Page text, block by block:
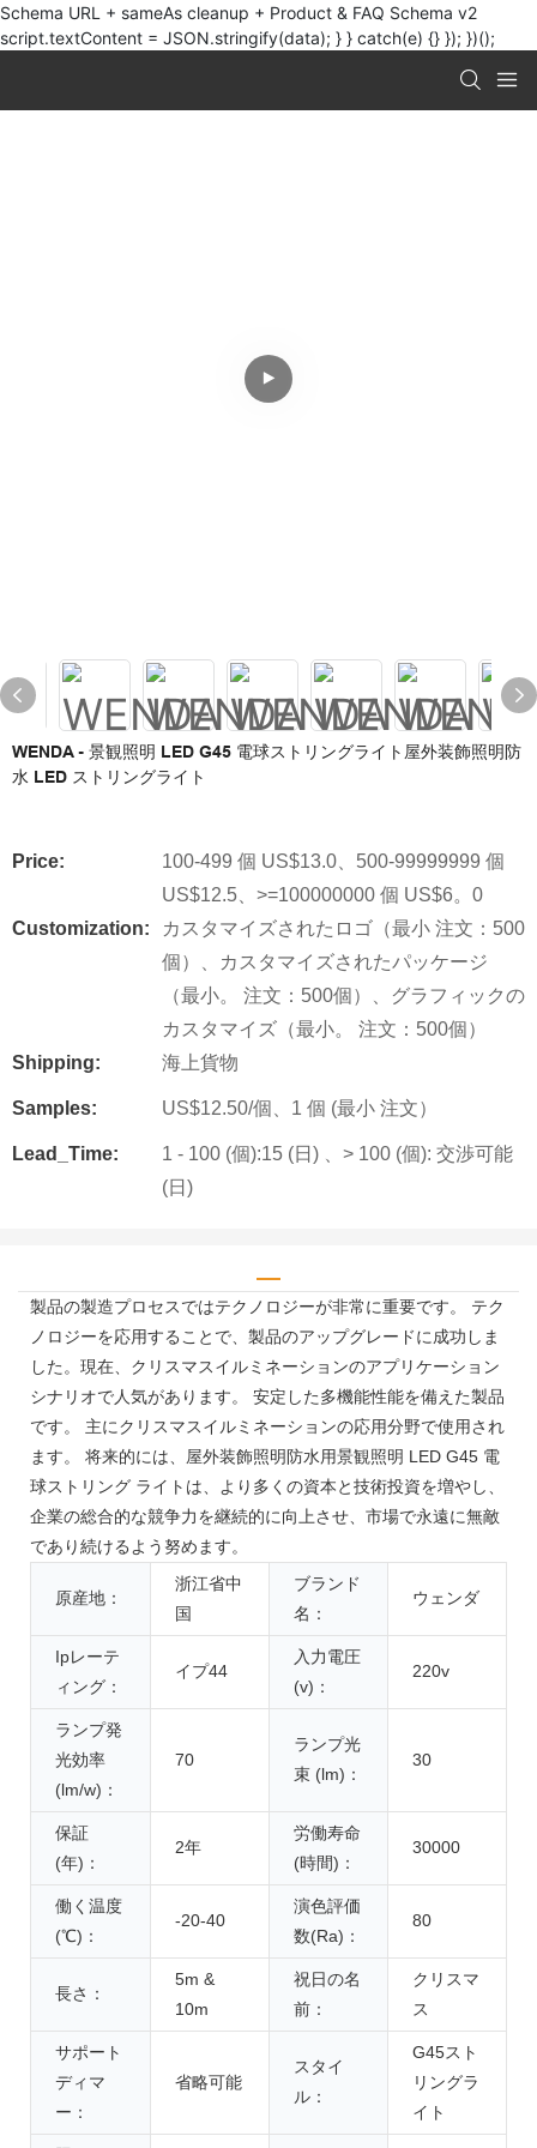
Schema URL + sameAs cleanup + Product & FAQ Schema v2
script.textContent = JSON.stringify(data); } } catch(e) {} }); })();
WENDA - 景観照明 LED G45 電球ストリングライト屋外装飾照明防
水 LED ストリングライト
Price:
100-499 個 US$13.0、500-99999999 個
US$12.5、>=100000000 個 US$6。0
Customization:
カスタマイズされたロゴ（最小 注文：500
個）、カスタマイズされたパッケージ
（最小。 注文：500個）、グラフィックの
カスタマイズ（最小。 注文：500個）
Shipping:
海上貨物
Samples: US$12.50/個、1 個 (最小 注文）
Lead_Time:
1 - 100 (個):15 (日) 、> 100 (個): 交渉可能
(日)
製品の製造プロセスではテクノロジーが非常に重要です。 テク
ノロジーを応用することで、製品のアップグレードに成功しま
した。現在、クリスマスイルミネーションのアプリケーション
シナリオで人気があります。 安定した多機能性能を備えた製品
です。 主にクリスマスイルミネーションの応用分野で使用され
ます。 将来的には、屋外装飾照明防水用景観照明 LED G45 電
球ストリング ライトは、より多くの資本と技術投資を増やし、
企業の総合的な競争力を継続的に向上させ、市場で永遠に無敵
であり続けるよう努めます。
原産地：
浙江省中
国
ブランド
名：
ウェンダ
Ipレーテ
ィング：
イプ44
入力電圧
(v)：
220v
ランプ発
光効率
(lm/w)：
70
ランプ光
束 (lm)：
30
保証
(年)：
2年
労働寿命
(時間)：
30000
働く温度
(℃)：
-20-40
演色評価
数(Ra)：
80
長さ：
5m &
10m
祝日の名
前：
クリスマ
ス
サポート
ディマ
ー：
省略可能
スタイ
ル：
G45スト
リングラ
イト